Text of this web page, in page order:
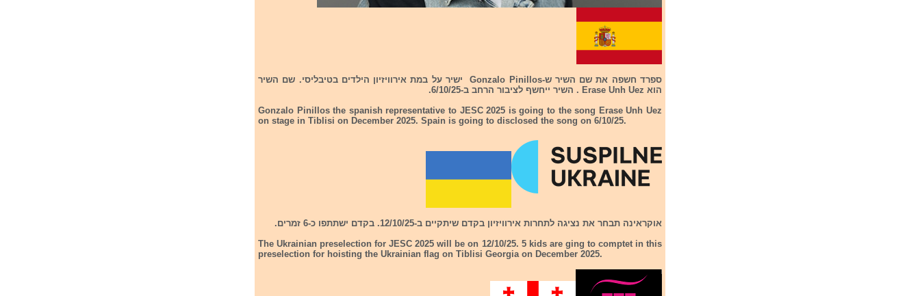
ספרד חשפה את שם השיר ש-Gonzalo Pinillos ישיר על במת אירוויזיון הילדים בטיבליסי. שם השיר
הוא Erase Unh Uez . השיר ייחשף לציבור הרחב ב-6/10/25.
Gonzalo Pinillos the spanish representative to JESC 2025 is going to the song Erase Unh Uez
on stage in Tiblisi on December 2025. Spain is going to disclosed the song on 6/10/25.
אוקראינה תבחר את נציגה לתחרות אירוויזיון בקדם שיתקיים ב-12/10/25. בקדם ישתתפו כ-6 זמרים.
The Ukrainian preselection for JESC 2025 will be on 12/10/25. 5 kids are ging to comptet in this
preselection for hoisting the Ukrainian flag on Tiblisi Georgia on December 2025.